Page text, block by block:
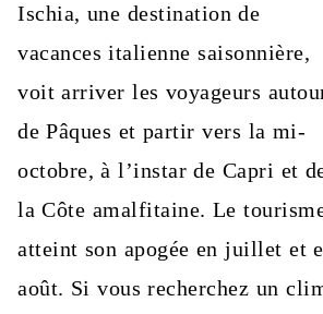
Ischia, une destination de
vacances italienne saisonnière,
voit arriver les voyageurs
de Pâques et partir vers la mi-
octobre, à l’instar de Capri et
la Côte amalfitaine. Le
atteint son apogée en juillet et
août. Si vous recherchez un